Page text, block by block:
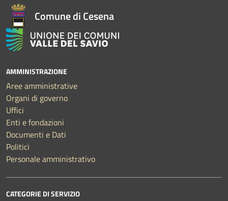
Comune di Cesena
AMMINISTRAZIONE
Aree amministrative
Organi di governo
Uffici
Enti e fondazioni
Documenti e Dati
Politici
Personale amministrativo
CATEGORIE DI SERVIZIO